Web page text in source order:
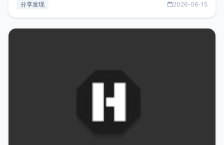
用，让管理更高效。ZMark官网地址：
分享发现 2026-06-15